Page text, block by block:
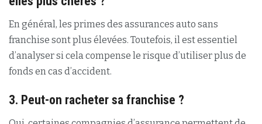
En général, les primes des assurances auto sans
franchise sont plus élevées. Toutefois, il est essentiel
d’analyser si cela compense le risque d’utiliser plus de
fonds en cas d’accident.
3. Peut-on racheter sa franchise ?